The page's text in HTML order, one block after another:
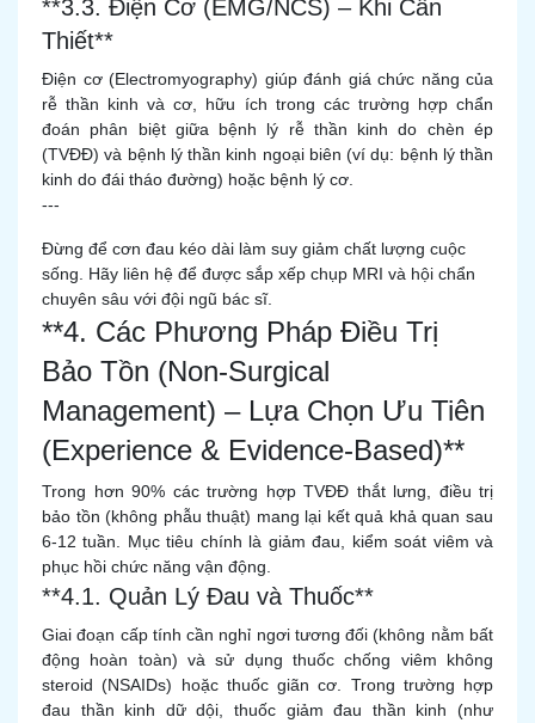
**3.3. Điện Cơ (EMG/NCS) – Khi Cần
Thiết**
Điện cơ (Electromyography) giúp đánh giá chức năng của
rễ thần kinh và cơ, hữu ích trong các trường hợp chẩn
đoán phân biệt giữa bệnh lý rễ thần kinh do chèn ép
(TVĐĐ) và bệnh lý thần kinh ngoại biên (ví dụ: bệnh lý thần
kinh do đái tháo đường) hoặc bệnh lý cơ.
---
Đừng để cơn đau kéo dài làm suy giảm chất lượng cuộc
sống. Hãy liên hệ để được sắp xếp chụp MRI và hội chẩn
chuyên sâu với đội ngũ bác sĩ.
**4. Các Phương Pháp Điều Trị
Bảo Tồn (Non-Surgical
Management) – Lựa Chọn Ưu Tiên
(Experience & Evidence-Based)**
Trong hơn 90% các trường hợp TVĐĐ thắt lưng, điều trị
bảo tồn (không phẫu thuật) mang lại kết quả khả quan sau
6-12 tuần. Mục tiêu chính là giảm đau, kiểm soát viêm và
phục hồi chức năng vận động.
**4.1. Quản Lý Đau và Thuốc**
Giai đoạn cấp tính cần nghỉ ngơi tương đối (không nằm bất
động hoàn toàn) và sử dụng thuốc chống viêm không
steroid (NSAIDs) hoặc thuốc giãn cơ. Trong trường hợp
đau thần kinh dữ dội, thuốc giảm đau thần kinh (như